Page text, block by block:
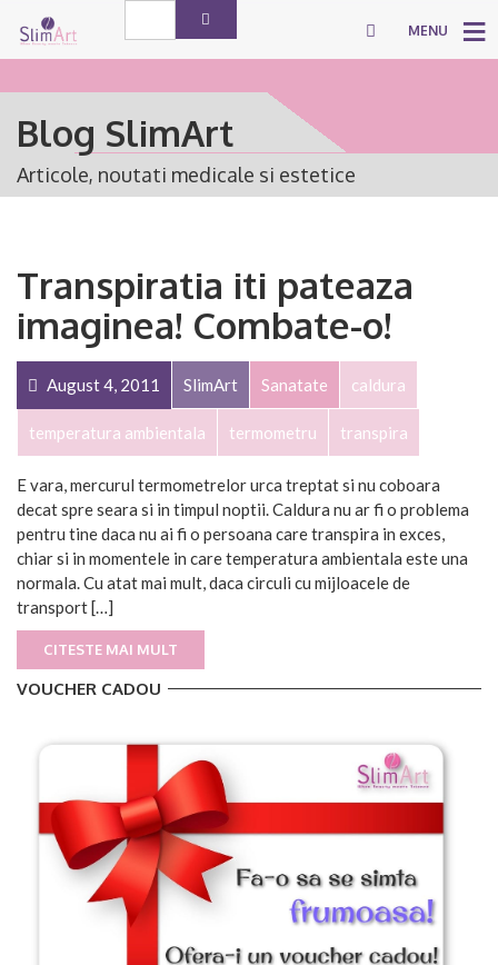
MENU
Blog SlimArt
Articole, noutati medicale si estetice
Transpiratia iti pateaza
imaginea! Combate-o!
August 4, 2011 SlimArt Sanatate caldura
temperatura ambientala termometru transpira
E vara, mercurul termometrelor urca treptat si nu coboara
decat spre seara si in timpul noptii. Caldura nu ar fi o problema
pentru tine daca nu ai fi o persoana care transpira in exces,
chiar si in momentele in care temperatura ambientala este una
normala. Cu atat mai mult, daca circuli cu mijloacele de
transport […]
CITESTE MAI MULT
VOUCHER CADOU